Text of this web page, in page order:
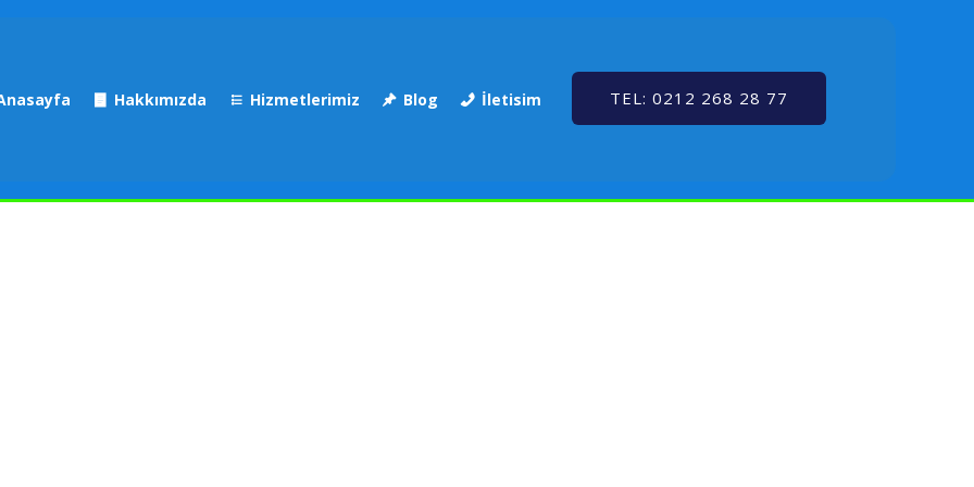
Hakkımızda Hizmetlerimiz Blog İletisim TEL: 0212 268 28 77